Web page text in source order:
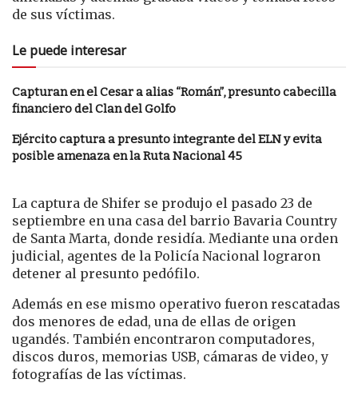
de sus víctimas.
Le puede interesar
Capturan en el Cesar a alias “Román”, presunto cabecilla
financiero del Clan del Golfo
Ejército captura a presunto integrante del ELN y evita
posible amenaza en la Ruta Nacional 45
La captura de Shifer se produjo el pasado 23 de
septiembre en una casa del barrio Bavaria Country
de Santa Marta, donde residía. Mediante una orden
judicial, agentes de la Policía Nacional lograron
detener al presunto pedófilo.
Además en ese mismo operativo fueron rescatadas
dos menores de edad, una de ellas de origen
ugandés. También encontraron computadores,
discos duros, memorias USB, cámaras de video, y
fotografías de las víctimas.